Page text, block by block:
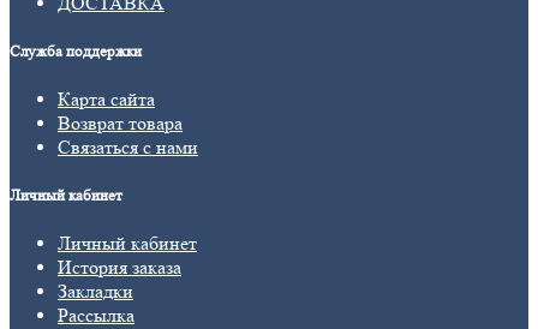
Служба поддержки
Карта сайта
Возврат товара
Связаться с нами
Личный кабинет
Личный кабинет
История заказа
Закладки
Рассылка